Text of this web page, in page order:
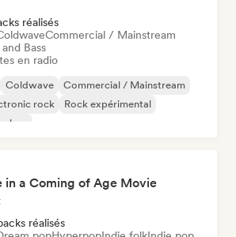
réalisés
Commercial / Mainstream
Bass
en radio
Coldwave
Commercial / Mainstream
rock
Rock expérimental
hop
in a Coming of Age Movie
réalisés